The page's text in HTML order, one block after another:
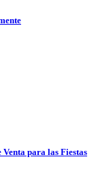
para las Fiestas